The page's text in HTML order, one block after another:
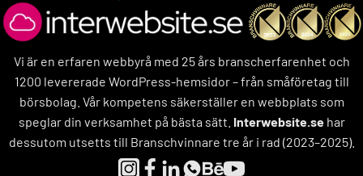
Vi är en erfaren webbyrå med 25 års branscherfarenhet och
1200 levererade WordPress-hemsidor – från småföretag till
börsbolag. Vår kompetens säkerställer en webbplats som
speglar din verksamhet på bästa sätt. Interwebsite.sehar
dessutom utsetts till Branschvinnare tre år i rad (2023–2025).